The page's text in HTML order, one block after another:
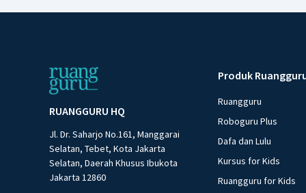
RUANGGURU HQ
Jl. Dr. Saharjo No.161, Manggarai
Selatan, Tebet, Kota Jakarta
Selatan, Daerah Khusus Ibukota
Jakarta 12860
Produk
Ruangguru
Roboguru Plus
Dafa dan Lulu
Kursus for Kids
Ruangguru for Kids